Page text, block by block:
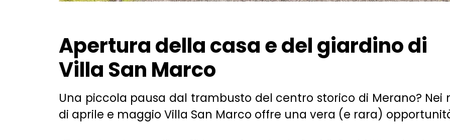
Apertura della casa e del giardino di
Villa San Marco
Una piccola pausa dal trambusto del centro storico di Merano? Nei
di aprile e maggio Villa San Marco offre una vera (e rara)